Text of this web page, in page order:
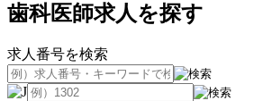
歯科医師求人を探す
求人番号を検索